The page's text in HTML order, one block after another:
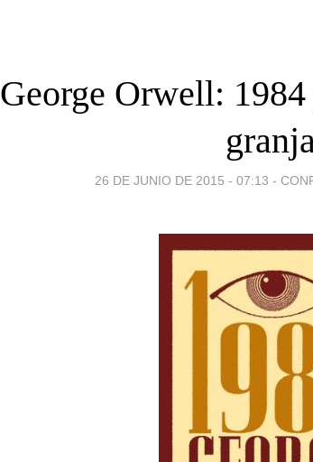
George Orwell:
26 DE JUNIO DE 2015 - 07:13 -